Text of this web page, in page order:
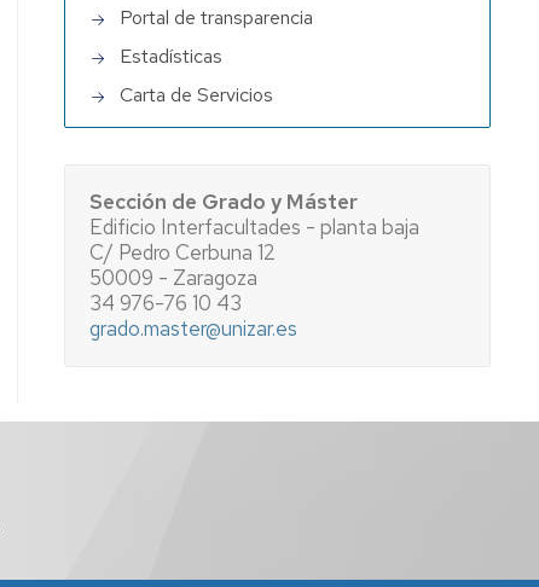
Portal de transparencia
Estadísticas
Carta de Servicios
Sección de Grado y Máster
Edificio Interfacultades - planta baja
C/ Pedro Cerbuna 12
50009 - Zaragoza
34 976-76 10 43
grado.master@unizar.es